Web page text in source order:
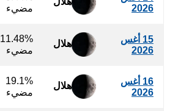
2026
مضيء
15 أغس
2026
هلال
11.48%
مضيء
16 أغس
2026
هلال
19.1%
مضيء